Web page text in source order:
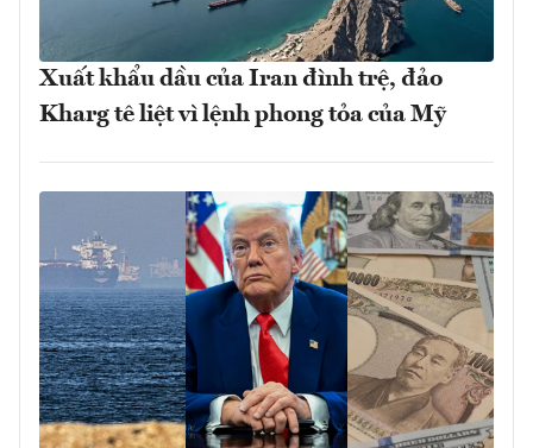
Xuất khẩu dầu của Iran đình trệ, đảo
Kharg tê liệt vì lệnh phong tỏa của Mỹ